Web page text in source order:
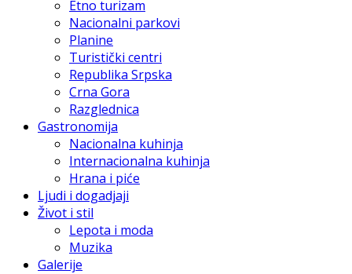
Etno turizam
Nacionalni parkovi
Planine
Turistički centri
Republika Srpska
Crna Gora
Razglednica
Gastronomija
Nacionalna kuhinja
Internacionalna kuhinja
Hrana i piće
Ljudi i dogadjaji
Život i stil
Lepota i moda
Muzika
Galerije